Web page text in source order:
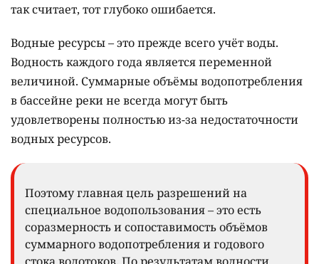
так считает, тот глубоко ошибается.
Водные ресурсы – это прежде всего учёт воды.
Водность каждого года является переменной
величиной. Суммарные объёмы водопотребления
в бассейне реки не всегда могут быть
удовлетворены полностью из-за недостаточности
водных ресурсов.
Поэтому главная цель разрешений на
специальное водопользования – это есть
соразмерность и сопоставимость объёмов
суммарного водопотребления и годового